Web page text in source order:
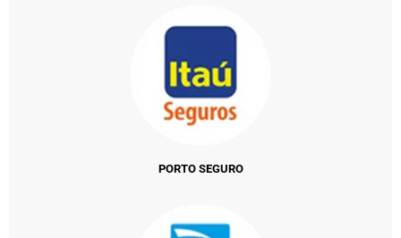
PORTO SEGURO